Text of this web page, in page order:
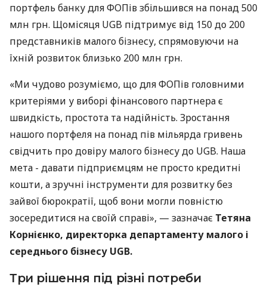
портфель банку для ФОПів збільшився на понад 500
млн грн. Щомісяця UGB підтримує від 150 до 200
представників малого бізнесу, спрямовуючи на
їхній розвиток близько 200 млн грн.
«Ми чудово розуміємо, що для ФОПів головними
критеріями у виборі фінансового партнера є
швидкість, простота та надійність. Зростання
нашого портфеля на понад пів мільярда гривень
свідчить про довіру малого бізнесу до UGB. Наша
мета - давати підприємцям не просто кредитні
кошти, а зручні інструменти для розвитку без
зайвої бюрократії, щоб вони могли повністю
зосередитися на своїй справі», — зазначає Тетяна
Корнієнко, директорка департаменту малого і
середнього бізнесу UGB.
Три рішення під різні потреби